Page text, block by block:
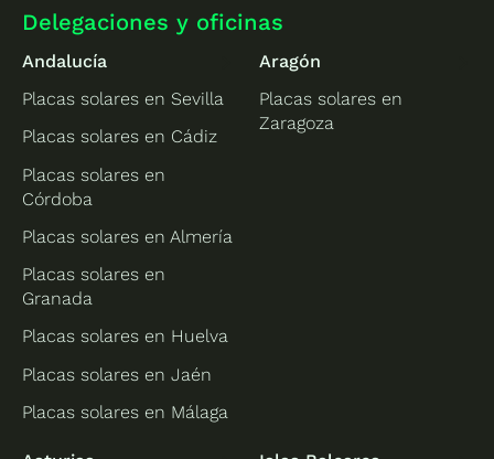
Delegaciones y oficinas
Andalucía
Placas solares en Sevilla
Placas solares en Cádiz
Placas solares en
Córdoba
Placas solares en Almería
Placas solares en
Granada
Placas solares en Huelva
Placas solares en Jaén
Placas solares en Málaga
Aragón
Placas solares en
Zaragoza